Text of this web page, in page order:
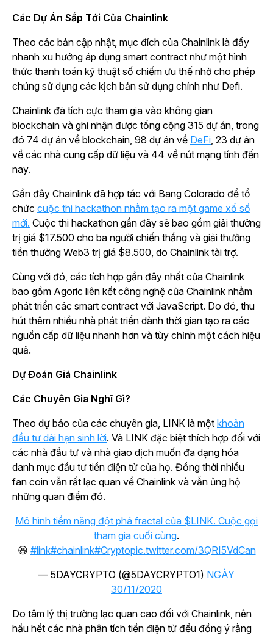
Các Dự Án Sắp Tới Của Chainlink
Theo các bản cập nhật, mục đích của Chainlink là đẩy
nhanh xu hướng áp dụng smart contract như một hình
thức thanh toán kỹ thuật số chiếm ưu thế nhờ cho phép
chúng sử dụng các kịch bản sử dụng chính như Defi.
Chainlink đã tích cực tham gia vào không gian
blockchain và ghi nhận được tổng cộng 315 dự án, trong
đó 74 dự án về blockchain, 98 dự án về DeFi, 23 dự án
về các nhà cung cấp dữ liệu và 44 về nút mạng tính đến
nay.
Gần đây Chainlink đã hợp tác với Bang Colorado để tổ
chức cuộc thi hackathon nhằm tạo ra một game xổ số
mới. Cuộc thi hackathon gần đây sẽ bao gồm giải thưởng
trị giá $17.500 cho ba người chiến thắng và giải thưởng
tiền thưởng Web3 trị giá $8.500, do Chainlink tài trợ.
Cùng với đó, các tích hợp gần đây nhất của Chainlink
bao gồm Agoric liên kết công nghệ của Chainlink nhằm
phát triển các smart contract với JavaScript. Do đó, thu
hút thêm nhiều nhà phát triển dành thời gian tạo ra các
nguồn cấp dữ liệu nhanh hơn và tùy chỉnh một cách hiệu
quả.
Dự Đoán Giá Chainlink
Các Chuyên Gia Nghĩ Gì?
Theo dự báo của các chuyên gia, LINK là một khoản
đầu tư dài hạn sinh lời. Và LINK đặc biệt thích hợp đối với
các nhà đầu tư và nhà giao dịch muốn đa dạng hóa
danh mục đầu tư tiền điện tử của họ. Đồng thời nhiều
fan coin vẫn rất lạc quan về Chainlink và vẫn ủng hộ
những quan điểm đó.
Mô hình tiềm năng đột phá fractal của $LINK. Cuộc gọi
tham gia cuối cùng.
😆 #link#chainlink#Cryptopic.twitter.com/3QRI5VdCan
— 5DAYCRYPTO (@5DAYCRYPTO1) NGÀY
30/11/2020
Do tâm lý thị trường lạc quan cao đối với Chainlink, nên
hầu hết các nhà phân tích tiền điện tử đều đồng ý rằng